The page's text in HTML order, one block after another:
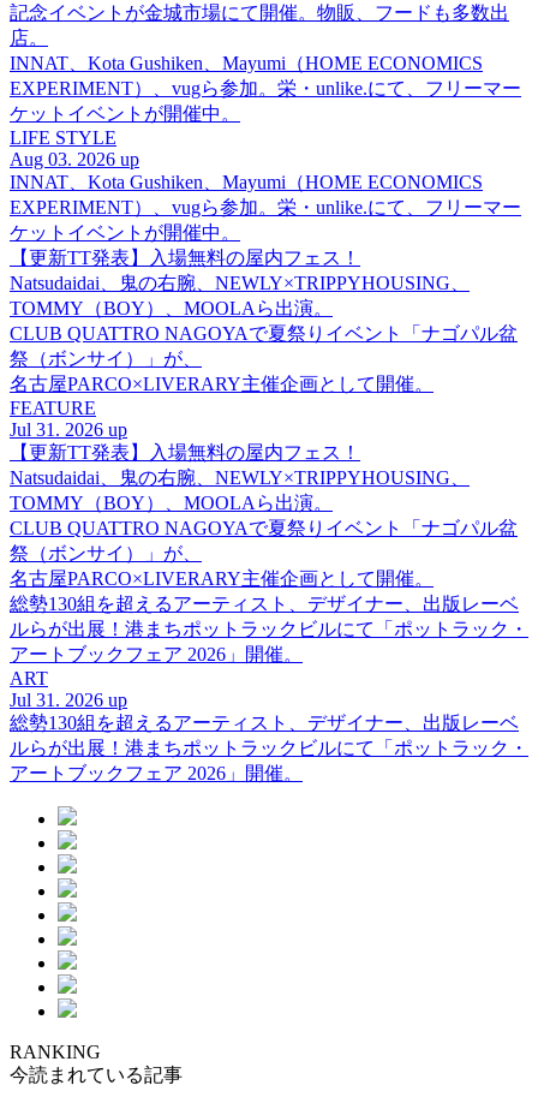
記念イベントが金城市場にて開催。物販、フードも多数出
店。
INNAT、Kota Gushiken、Mayumi（HOME ECONOMICS
EXPERIMENT）、vugら参加。栄・unlike.にて、フリーマー
ケットイベントが開催中。
LIFE STYLE
Aug 03. 2026 up
INNAT、Kota Gushiken、Mayumi（HOME ECONOMICS
EXPERIMENT）、vugら参加。栄・unlike.にて、フリーマー
ケットイベントが開催中。
【更新TT発表】入場無料の屋内フェス！
Natsudaidai、鬼の右腕、NEWLY×TRIPPYHOUSING、
TOMMY（BOY）、MOOLAら出演。
CLUB QUATTRO NAGOYAで夏祭りイベント「ナゴパル盆
祭（ボンサイ）」が、
名古屋PARCO×LIVERARY主催企画として開催。
FEATURE
Jul 31. 2026 up
【更新TT発表】入場無料の屋内フェス！
Natsudaidai、鬼の右腕、NEWLY×TRIPPYHOUSING、
TOMMY（BOY）、MOOLAら出演。
CLUB QUATTRO NAGOYAで夏祭りイベント「ナゴパル盆
祭（ボンサイ）」が、
名古屋PARCO×LIVERARY主催企画として開催。
総勢130組を超えるアーティスト、デザイナー、出版レーベ
ルらが出展！港まちポットラックビルにて「ポットラック・
アートブックフェア 2026」開催。
ART
Jul 31. 2026 up
総勢130組を超えるアーティスト、デザイナー、出版レーベ
ルらが出展！港まちポットラックビルにて「ポットラック・
アートブックフェア 2026」開催。
RANKING
今読まれている記事